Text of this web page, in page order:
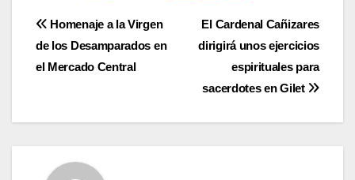
Navegación
de
El Cardenal Cañizares
dirigirá unos ejercicios
espirituales para
sacerdotes en Gilet
Homenaje a la Virgen
de los Desamparados en
el Mercado Central